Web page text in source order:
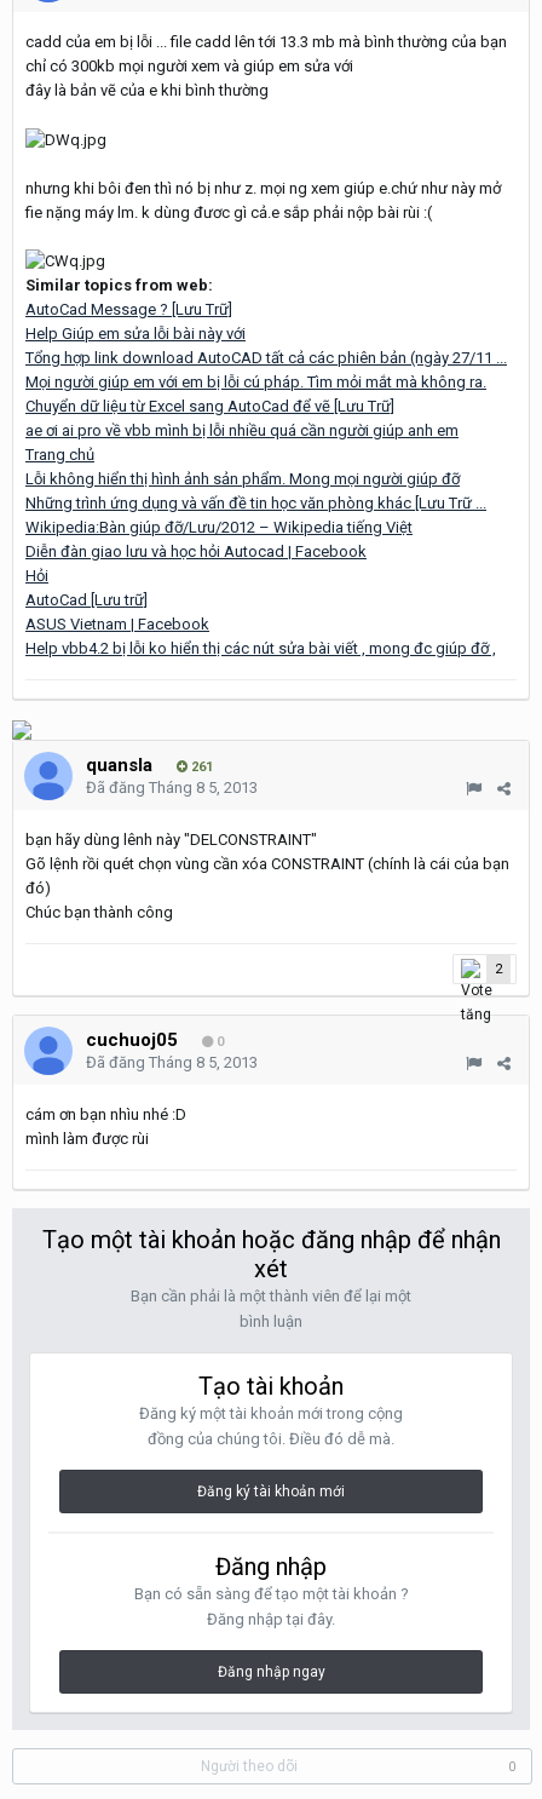
cadd của em bị lỗi ... file cadd lên tới 13.3 mb mà bình thường của bạn
chỉ có 300kb mọi người xem và giúp em sửa với
đây là bản vẽ của e khi bình thường
nhưng khi bôi đen thì nó bị như z. mọi ng xem giúp e.chứ như này mở
fie nặng máy lm. k dùng đươc gì cả.e sắp phải nộp bài rùi :(
Similar topics from web:
AutoCad Message ? [Lưu Trữ]
Help Giúp em sửa lỗi bài này với
Tổng hợp link download AutoCAD tất cả các phiên bản (ngày 27/11 ...
Mọi người giúp em với em bị lỗi cú pháp. Tìm mỏi mắt mà không ra.
Chuyển dữ liệu từ Excel sang AutoCad để vẽ [Lưu Trữ]
ae ơi ai pro về vbb mình bị lỗi nhiều quá cần người giúp anh em
Trang chủ
Lỗi không hiển thị hình ảnh sản phẩm. Mong mọi người giúp đỡ
Những trình ứng dụng và vấn đề tin học văn phòng khác [Lưu Trữ ...
Wikipedia:Bàn giúp đỡ/Lưu/2012 – Wikipedia tiếng Việt
Diễn đàn giao lưu và học hỏi Autocad | Facebook
Hỏi
AutoCad [Lưu trữ]
ASUS Vietnam | Facebook
Help vbb4.2 bị lỗi ko hiển thị các nút sửa bài viết , mong đc giúp đỡ ,
quansla 261
Đã đăng Tháng 8 5, 2013
bạn hãy dùng lênh này "DELCONSTRAINT"
Gõ lệnh rồi quét chọn vùng cần xóa CONSTRAINT (chính là cái của bạn
đó)
Chúc bạn thành công
2
cuchuoj05 0
Đã đăng Tháng 8 5, 2013
cám ơn bạn nhìu nhé :D
mình làm được rùi
Tạo một tài khoản hoặc đăng nhập để nhận
xét
Bạn cần phải là một thành viên để lại một
bình luận
Tạo tài khoản
Đăng ký một tài khoản mới trong cộng
đồng của chúng tôi. Điều đó dễ mà.
Đăng ký tài khoản mới
Đăng nhập
Bạn có sẵn sàng để tạo một tài khoản ?
Đăng nhập tại đây.
Đăng nhập ngay
Người theo dõi 0